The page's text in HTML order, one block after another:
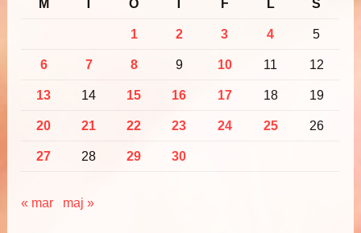
M
T O T F L S
1 2 3 4 5
6 7 8 9 10 11 12
13 14 15 16 17 18 19
20 21 22 23 24 25 26
27 28 29 30
« mar maj »